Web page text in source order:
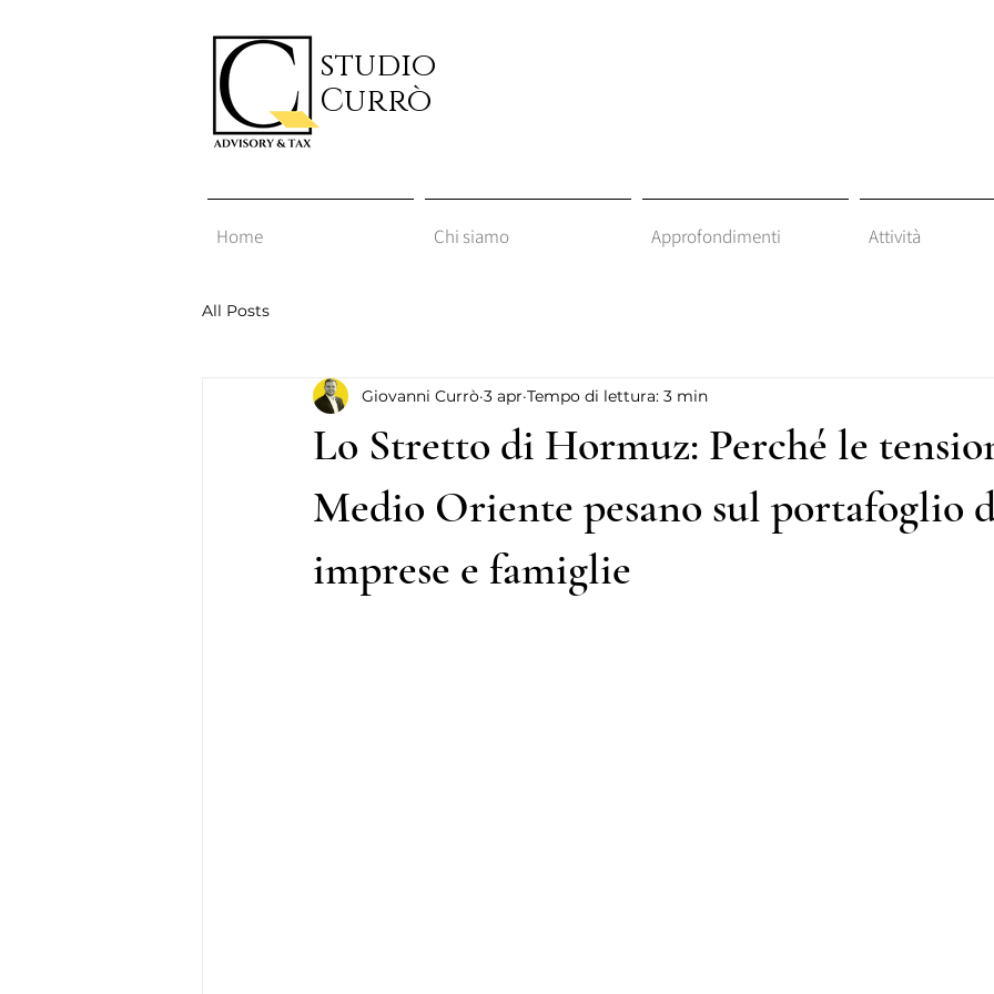
studio
Currò
Home Chi siamo Approfondimenti Attività
All Posts
Lo Stretto di Hormuz: Perché le
Medio Oriente pesano sul portafoglio
imprese e famiglie
Giovanni Currò 3 apr Tempo di lettura: 3 min